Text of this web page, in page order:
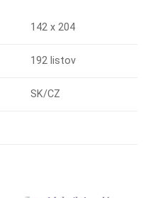
142 x 204
192 listov
SK/CZ